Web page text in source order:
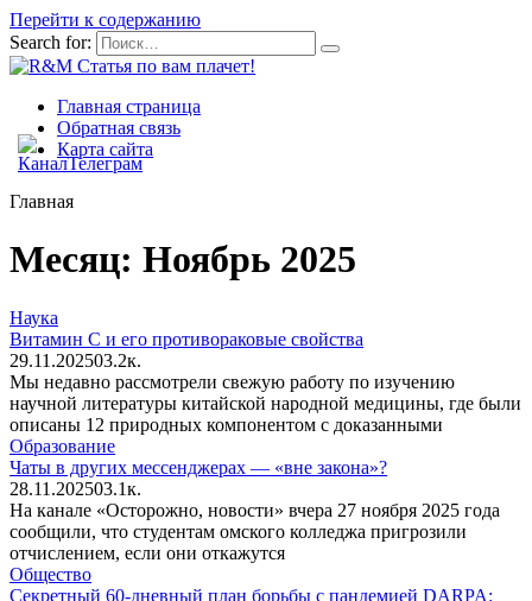
Перейти к содержанию
Search for:
Главная страница
Обратная связь
Карта сайта
Главная
Месяц: Ноябрь 2025
Наука
Витамин C и его противораковые свойства
29.11.202503.2к.
Мы недавно рассмотрели свежую работу по изучению
научной литературы китайской народной медицины, где были
описаны 12 природных компонентом с доказанными
Образование
Чаты в других мессенджерах — «вне закона»?
28.11.202503.1к.
На канале «Осторожно, новости» вчера 27 ноября 2025 года
сообщили, что студентам омского колледжа пригрозили
отчислением, если они откажутся
Общество
Секретный 60-дневный план борьбы с пандемией DARPA: